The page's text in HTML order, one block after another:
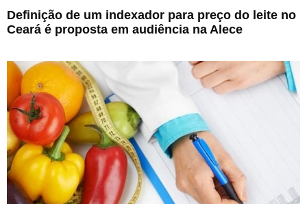
Definição de um indexador para preço do leite no
Ceará é proposta em audiência na Alece